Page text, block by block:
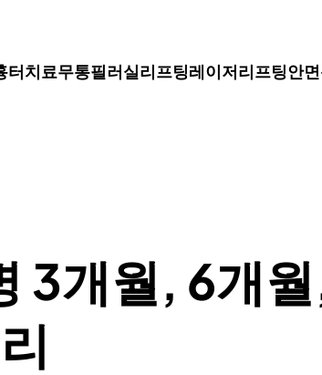
터치료무통필러실리프팅레이저리프팅안
3개월, 6개